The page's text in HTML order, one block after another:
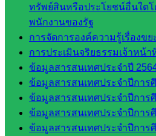
ทรัพย์สินหรือประโยชน์อื่นใดโ
พนักงานของรัฐ
การจัดการองค์ความรู้เรื่องขย
การประเมินจริยธรรมเจ้าหน้า
ข้อมูลสารสนเทศประจำปี
ข้อมูลสารสนเทศประจำปีการ
ข้อมูลสารสนเทศประจำปีการ
ข้อมูลสารสนเทศประจำปีการ
ข้อมูลสารสนเทศประจำปีการ
นิเทศ
ศน.นิพนธ์
พรมพิไล
ห้อง
นิเทศ
ศน.ชยา
ธิศ/
ศน.อัญชลี
ห้อง